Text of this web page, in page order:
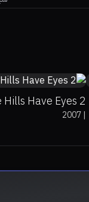
Hills Have Eyes 2
|
2007